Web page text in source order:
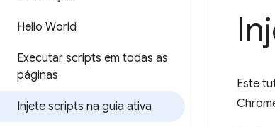
Hello World
Executar scripts em todas as
páginas
Injete scripts na guia ativa
Este